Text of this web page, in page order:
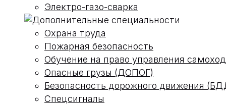
Электро-газо-сварка
Охрана труда
Пожарная безопасность
Обучение на право управления
Опасные грузы (ДОПОГ)
Безопасность дорожного движения
Спецсигналы